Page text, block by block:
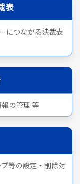
表
につながる決裁表
の管理 等
等の設定・削除対